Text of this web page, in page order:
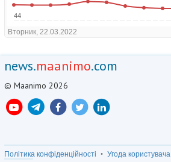
news.maanimo.com
© Maanimo 2026
Політика конфіденційності Угода користувача